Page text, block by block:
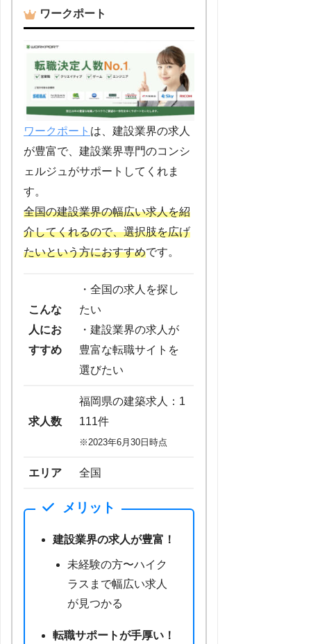
ワークポート
ワークポート は、建設業界の求人
が豊富で、建設業界専門のコンシ
ェルジュがサポートしてくれま
す。
全国の建設業界の幅広い求人を紹
介してくれるので、選択肢を広げ
たいという方におすすめです。
こんな
人にお
すすめ
・全国の求人を探し
たい
・建設業界の求人が
豊富な転職サイトを
選びたい
求人数
福岡県の建築求人：1
111件
※2023年6月30日時点
エリア 全国
メリット
建設業界の求人が豊富！
未経験の方〜ハイク
ラスまで幅広い求人
が見つかる
転職サポートが手厚い！